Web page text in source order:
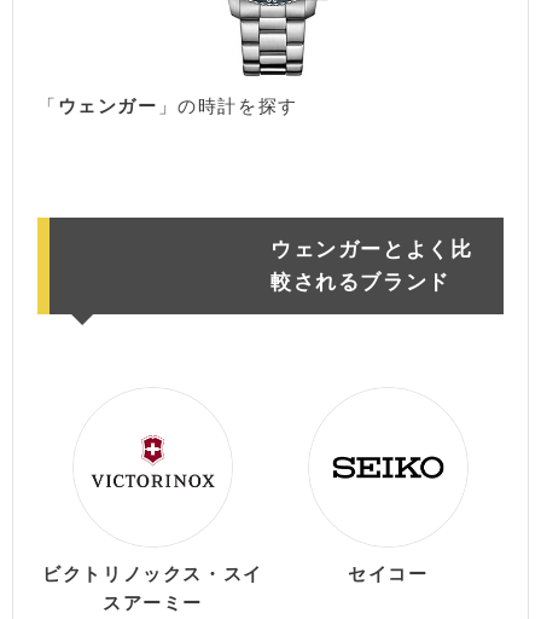
「 ウェンガー 」の時計を探す
ウェンガーとよく比
較されるブランド
ビクトリノックス・スイ
スアーミー
セイコー